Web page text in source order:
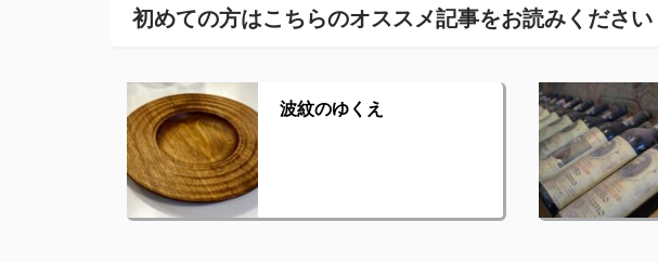
初めての方はこちらのオススメ記事をお読みください
波紋のゆくえ